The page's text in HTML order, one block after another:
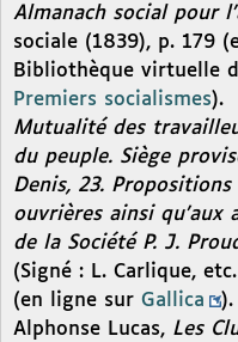
Almanach social pour
sociale (1839), p. 179
Bibliothèque virtuelle
Premiers socialismes).
Mutualité des
du peuple. Siège
Denis, 23.
ouvrières ainsi qu’aux
de la Société P. J.
(Signé : L. Carlique,
(en ligne sur Gallica
).
Alphonse Lucas, Les